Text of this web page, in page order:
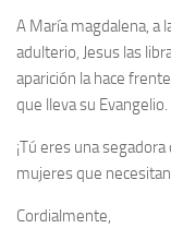
A María magdalena, a
adulterio, Jesus las
aparición la hace
que lleva su Evangelio.
¡Tú eres una
mujeres que
Cordialmente,